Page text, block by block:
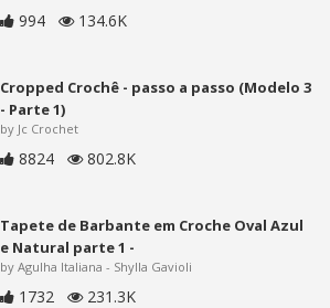
994 134.6K
Cropped Crochê - passo a passo (Modelo 3
- Parte 1)
by Jc Crochet
8824 802.8K
Tapete de Barbante em Croche Oval Azul
e Natural parte 1 -
by Agulha Italiana - Shylla Gavioli
1732 231.3K